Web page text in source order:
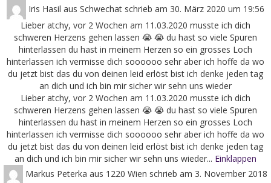
Iris Hasil aus Schwechat schrieb am 30. März 2020 um 19:56
Lieber atchy, vor 2 Wochen am 11.03.2020 musste ich dich
schweren Herzens gehen lassen 😭 😭 du hast so viele Spuren
hinterlassen du hast in meinem Herzen so ein grosses Loch
hinterlassen ich vermisse dich soooooo sehr aber ich hoffe da wo
du jetzt bist das du von deinen leid erlöst bist ich denke jeden tag
an dich und ich bin mir sicher wir sehn uns wieder
Lieber atchy, vor 2 Wochen am 11.03.2020 musste ich dich
schweren Herzens gehen lassen 😭 😭 du hast so viele Spuren
hinterlassen du hast in meinem Herzen so ein grosses Loch
hinterlassen ich vermisse dich soooooo sehr aber ich hoffe da wo
du jetzt bist das du von deinen leid erlöst bist ich denke jeden tag
an dich und ich bin mir sicher wir sehn uns wieder... Einklappen
Markus Peterka aus 1220 Wien schrieb am 3. November 2018